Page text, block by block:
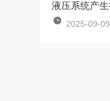
2025-09-09